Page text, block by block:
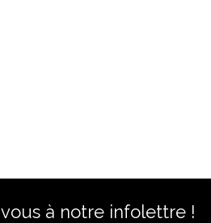
à notre infolettre !